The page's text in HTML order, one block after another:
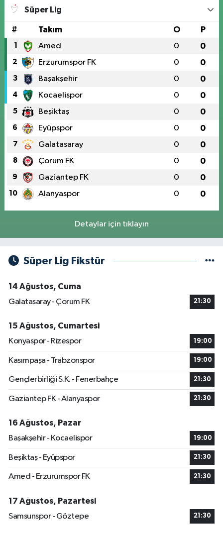
0 (424) 248 11 22
Süper Lig
# Takım O P
1 Amed 0 0
2 Erzurumspor FK 0 0
3 Başakşehir 0 0
4 Kocaelispor 0 0
5 Beşiktaş 0 0
6 Eyüpspor 0 0
7 Galatasaray 0 0
8 Çorum FK 0 0
9 Gaziantep FK 0 0
10 Alanyaspor 0 0
Detaylar için tıklayın
Süper Lig Fikstür
14 Ağustos, Cuma
Galatasaray - Çorum FK
21:30
15 Ağustos, Cumartesi
Konyaspor - Rizespor
19:00
Kasımpaşa - Trabzonspor 19:00
Gençlerbirliği S.K. - Fenerbahçe 21:30
Gaziantep FK - Alanyaspor 21:30
16 Ağustos, Pazar
Başakşehir - Kocaelispor
19:00
Beşiktaş - Eyüpspor 21:30
Amed - Erzurumspor FK 21:30
17 Ağustos, Pazartesi
Samsunspor - Göztepe
21:30